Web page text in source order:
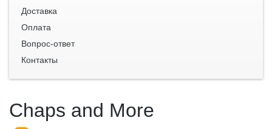
Доставка
Оплата
Вопрос-ответ
Контакты
Chaps and More